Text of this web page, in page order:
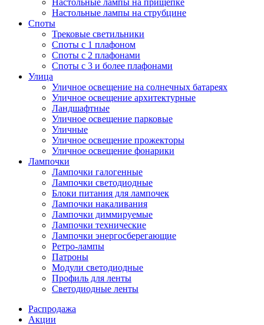
Настольные лампы на прищепке
Настольные лампы на струбцине
Споты
Трековые светильники
Споты с 1 плафоном
Споты с 2 плафонами
Споты с 3 и более плафонами
Улица
Уличное освещение на солнечных батареях
Уличное освещение архитектурные
Ландшафтные
Уличное освещение парковые
Уличные
Уличное освещение прожекторы
Уличное освещение фонарики
Лампочки
Лампочки галогенные
Лампочки светодиодные
Блоки питания для лампочек
Лампочки накаливания
Лампочки диммируемые
Лампочки технические
Лампочки энергосберегающие
Ретро-лампы
Патроны
Модули светодиодные
Профиль для ленты
Светодиодные ленты
Распродажа
Акции